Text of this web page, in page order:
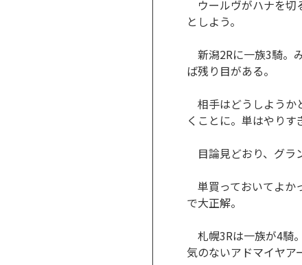
ウールヴがハナを切
としよう。
新潟2Rに一族3騎。
ば残り目がある。
相手はどうしようか
くことに。単はやりす
目論見どおり、グラ
単買っておいてよか
で大正解。
札幌3Rは一族が4騎
気のないアドマイヤア